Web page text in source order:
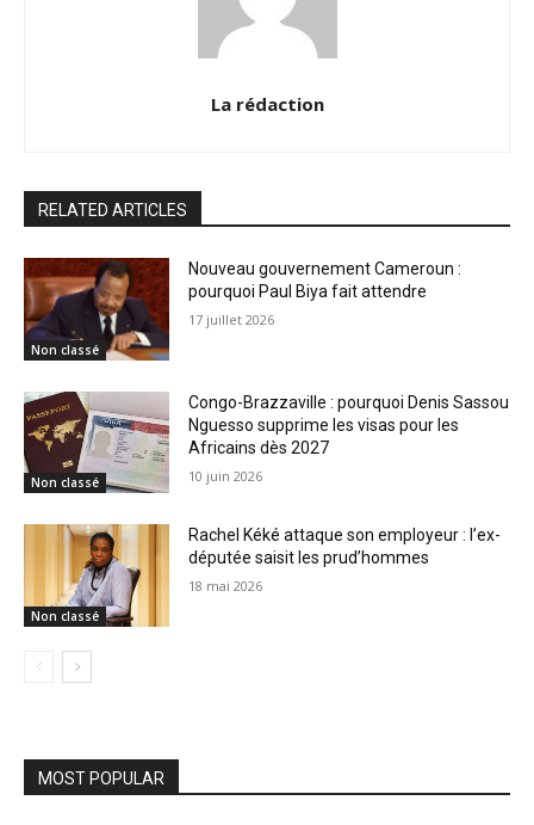
La rédaction
RELATED ARTICLES
Non classé
Nouveau gouvernement Cameroun :
pourquoi Paul Biya fait attendre
17 juillet 2026
Non classé
Congo-Brazzaville : pourquoi Denis Sassou
Nguesso supprime les visas pour les
Africains dès 2027
10 juin 2026
Non classé
Rachel Kéké attaque son employeur : l’ex-
députée saisit les prud’hommes
18 mai 2026
MOST POPULAR